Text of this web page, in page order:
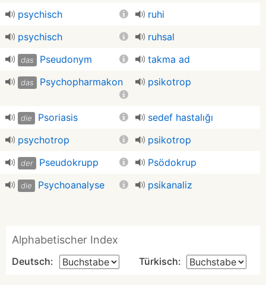
psychisch
ruhi
psychisch
ruhsal
das Pseudonym takma ad
das Psychopharmakon psikotrop
die Psoriasis
sedef hastalığı
psychotrop
psikotrop
der Pseudokrupp Psödokrup
die Psychoanalyse psikanaliz
Alphabetischer Index
Deutsch: Türkisch: